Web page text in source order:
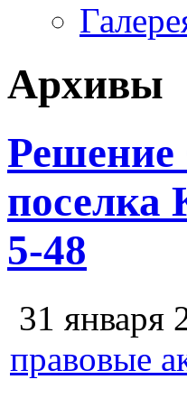
Архивы
Решение
поселка
5-48
31 января
правовые